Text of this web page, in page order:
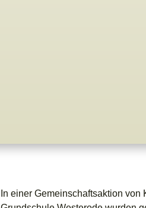
In einer Gemeinschaftsaktion